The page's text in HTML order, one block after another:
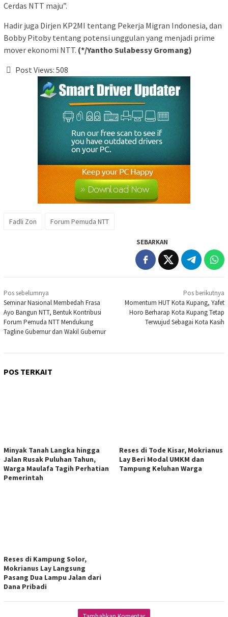
Cerdas NTT maju”.
Hadir juga Dirjen KP2MI tentang Pekerja Migran Indonesia, dan
Bobby Pitoby tentang potensi unggulan yang menjadi prime
mover ekonomi NTT. (*/Yantho Sulabessy Gromang)
Post Views: 508
Fadli Zon Forum Pemuda NTT
SEBARKAN
Navigasi
pos
Pos sebelumnya
Seminar Nasional Membedah Frasa
Ayo Bangun NTT, Bentuk Kontribusi
Forum Pemuda NTT Mendukung
Tagline Gubernur dan Wakil Gubernur
Pos berikutnya
Momentum HUT Kota Kupang, Yafet
Horo Berharap Kota Kupang Tetap
Terwujud Sebagai Kota Kasih
POS TERKAIT
Minyak Tanah Langka hingga
Jalan Rusak Puluhan Tahun,
Warga Maulafa Tagih Perhatian
Pemerintah
Reses di Tode Kisar, Mokrianus
Lay Beri Modal UMKM dan
Tampung Keluhan Warga
Reses di Kampung Solor,
Mokrianus Lay Langsung
Pasang Dua Lampu Jalan dari
Dana Pribadi